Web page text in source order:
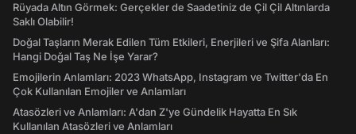
Rüyada Altın Görmek: Gerçekler de Saadetiniz de Çil Çil Altınlarda
Saklı Olabilir!
Doğal Taşların Merak Edilen Tüm Etkileri, Enerjileri ve Şifa Alanları:
Hangi Doğal Taş Ne İşe Yarar?
Emojilerin Anlamları: 2023 WhatsApp, Instagram ve Twitter'da En
Çok Kullanılan Emojiler ve Anlamları
Atasözleri ve Anlamları: A'dan Z'ye Gündelik Hayatta En Sık
Kullanılan Atasözleri ve Anlamları